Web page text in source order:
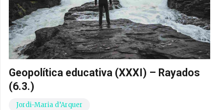
Geopolítica educativa (XXXI) – Rayados
(6.3.)
Jordi-Maria d’Arquer